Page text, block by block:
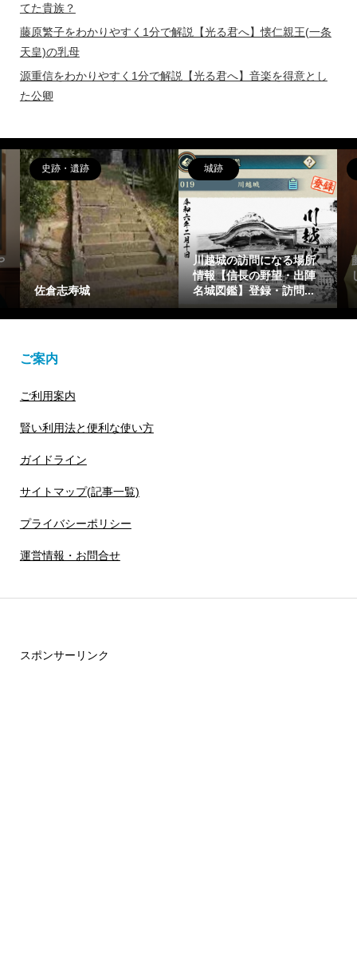
てた貴族？
藤原繁子をわかりやすく1分で解説【光る君へ】懐仁親王(一条
天皇)の乳母
源重信をわかりやすく1分で解説【光る君へ】音楽を得意とし
た公卿
城跡
川越城の訪問になる場所
情報【信長の野望・出陣
名城図鑑】登録・訪問...
偉人
藤原惟成(ふじわらのこれ
しげ)を簡潔に1分で解説
【光る君へ】花山天皇...
藤
分
仁
ご案内
ご利用案内
賢い利用法と便利な使い方
ガイドライン
サイトマップ(記事一覧)
プライバシーポリシー
運営情報・お問合せ
スポンサーリンク